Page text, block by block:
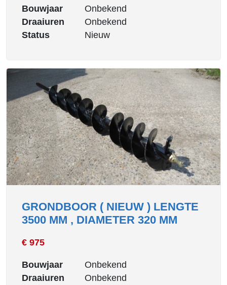
Bouwjaar
Onbekend
Draaiuren
Onbekend
Status
Nieuw
GRONDBOOR ( NIEUW ) LENGTE
3500 MM , DIAMETER 320 MM
€ 975
Bouwjaar
Onbekend
Draaiuren
Onbekend